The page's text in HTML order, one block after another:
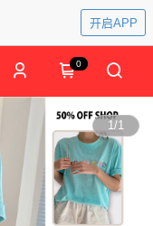
开启APP
0
1/1